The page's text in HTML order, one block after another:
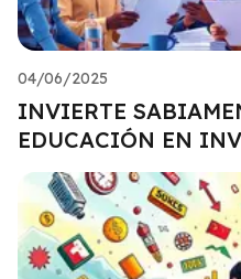
04/06/2025
INVIERTE
EDUCACIÓN EN